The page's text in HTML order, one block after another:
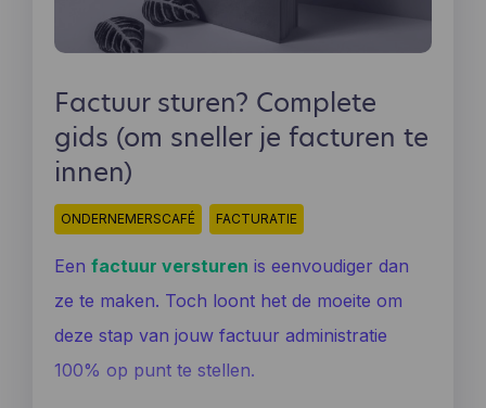
Factuur sturen? Complete
gids (om sneller je facturen te
innen)
ONDERNEMERSCAFÉ FACTURATIE
Een factuur versturen is eenvoudiger dan
ze te maken. Toch loont het de moeite om
deze stap van jouw factuur administratie
100% op punt te stellen.
individuele gebruikers te identificeren of te
koppelen aan verdere gegevens over een
individuele gebruiker.